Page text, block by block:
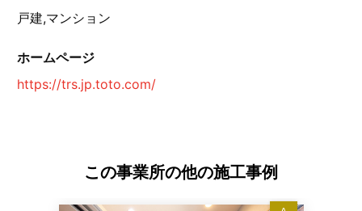
戸建,マンション
ホームページ
https://trs.jp.toto.com/
この事業所の他の施工事例